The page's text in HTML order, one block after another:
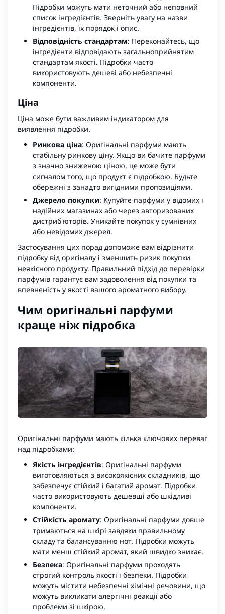
Підробки можуть мати неточний або неповний
список інгредієнтів. Зверніть увагу на назви
інгредієнтів, їх порядок і опис.
Відповідність стандартам: Переконайтесь, що
інгредієнти відповідають загальноприйнятим
стандартам якості. Підробки часто
використовують дешеві або небезпечні
компоненти.
Ціна
Ціна може бути важливим індикатором для
виявлення підробки.
Ринкова ціна: Оригінальні парфуми мають
стабільну ринкову ціну. Якщо ви бачите парфуми
з значно зниженою ціною, це може бути
сигналом того, що продукт є підробкою. Будьте
обережні з занадто вигідними пропозиціями.
Джерело покупки: Купуйте парфуми у відомих і
надійних магазинах або через авторизованих
дистриб'юторів. Уникайте покупок у сумнівних
або невідомих джерел.
Застосування цих порад допоможе вам відрізнити
підробку від оригіналу і зменшить ризик покупки
неякісного продукту. Правильний підхід до перевірки
парфумів гарантує вам задоволення від покупки та
впевненість у якості вашого ароматного вибору.
Чим оригінальні парфуми
краще ніж підробка
Оригінальні парфуми мають кілька ключових переваг
над підробками:
Якість інгредієнтів: Оригінальні парфуми
виготовляються з високоякісних складників, що
забезпечує стійкий і багатий аромат. Підробки
часто використовують дешевші або шкідливі
компоненти.
Стійкість аромату: Оригінальні парфуми довше
тримаються на шкірі завдяки правильному
складу та балансуванню нот. Підробки можуть
мати менш стійкий аромат, який швидко зникає.
Безпека: Оригінальні парфуми проходять
строгий контроль якості і безпеки. Підробки
можуть містити небезпечні хімічні речовини, що
можуть викликати алергічні реакції або
проблеми зі шкірою.